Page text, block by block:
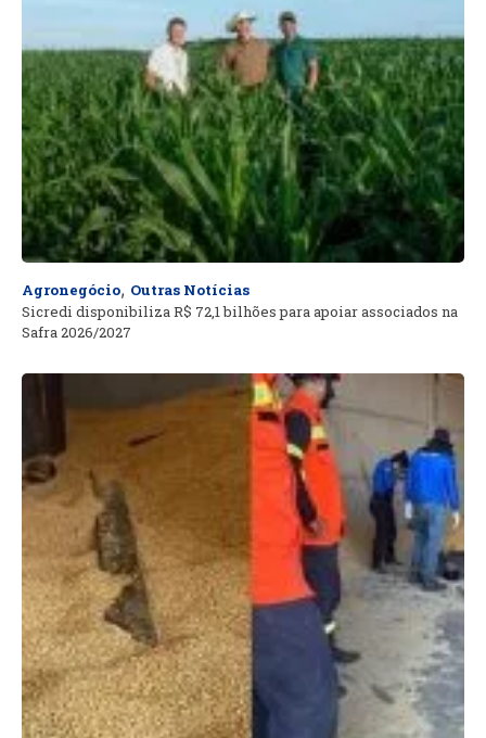
Agronegócio, Outras Notícias
Sicredi disponibiliza R$ 72,1 bilhões para apoiar associados na
Safra 2026/2027